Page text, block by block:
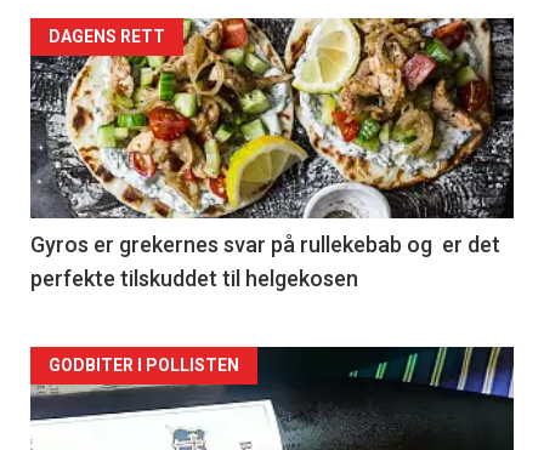
Forsiden
akkurat
nå
-
2
DAGENS RETT
Gyros er grekernes svar på rullekebab og er det
perfekte tilskuddet til helgekosen
Forsiden
akkurat
GODBITER I POLLISTEN